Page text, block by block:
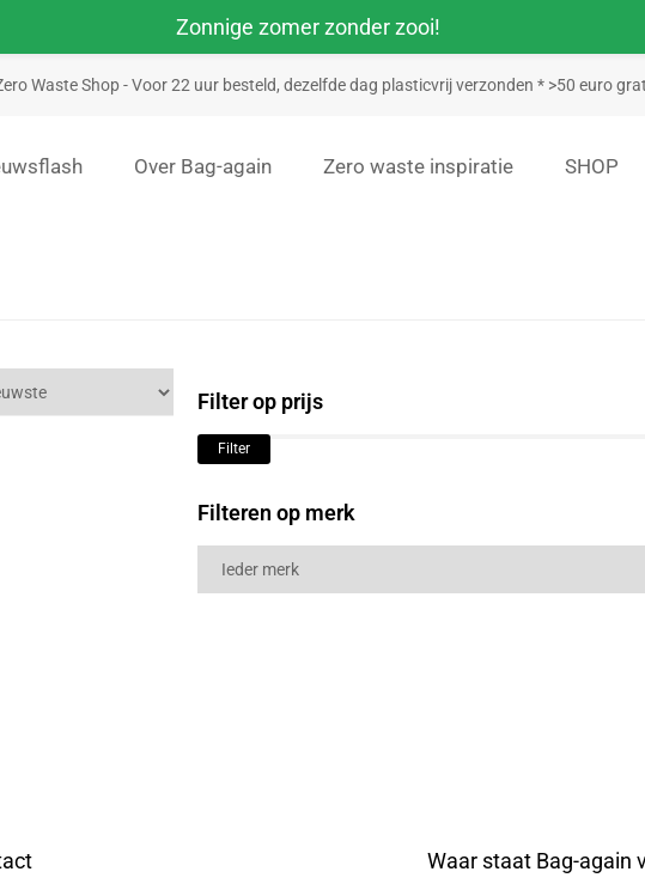
Waste Shop - Voor 22 uur besteld, dezelfde dag plasticvrij verzonden * >50 euro
Over Bag-again Zero waste inspiratie SHOP
Filter op prijs
Filter
Filteren op merk
Waar staat Bag-again
Zonnige zomer zonder zooi!